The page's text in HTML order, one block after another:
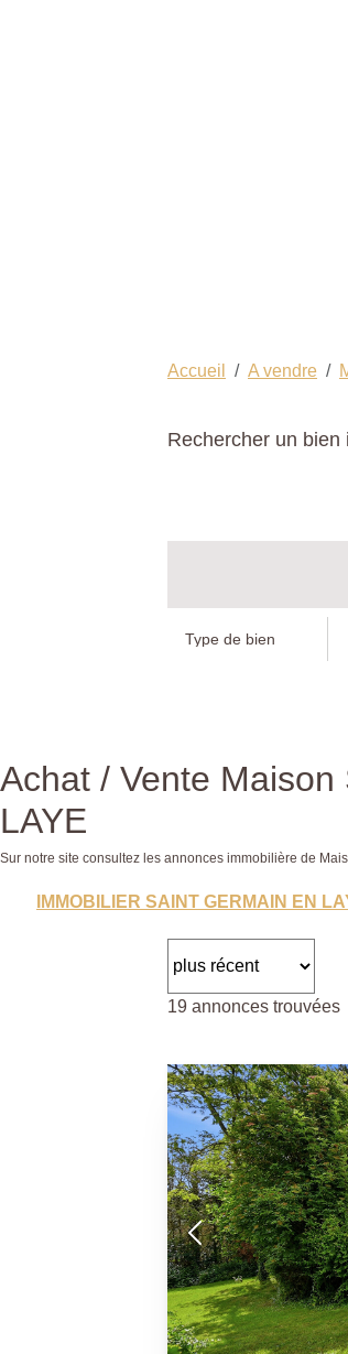
Accueil A vendre
Rechercher un bien
Achat / Vente
LAYE
Sur notre site consultez les annonces immobilière de
IMMOBILIER SAINT GERMAIN EN
19 annonces trouvées